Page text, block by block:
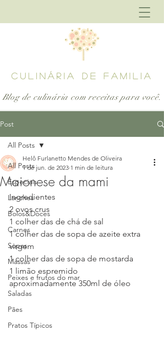
CULINÁRIA DE FAMILIA
Blog de culinária com receitas para você.
Post
All Posts
Especiais
Lanches
Bolos&Doces
Carnes
Sopas
Massas
Peixes e frutos do mar
Saladas
Pães
Pratos Típicos
All Posts
Maionese da mami
Helô Furlanetto Mendes de Oliveira
1 de jun. de 2023 1 min de leitura
Ingredientes
2 ovos crus
1 colher das de chá de sal
1 colher das de sopa de azeite extra
virgem
1 colher das de sopa de mostarda
1 limão espremido
aproximadamente 350ml de óleo